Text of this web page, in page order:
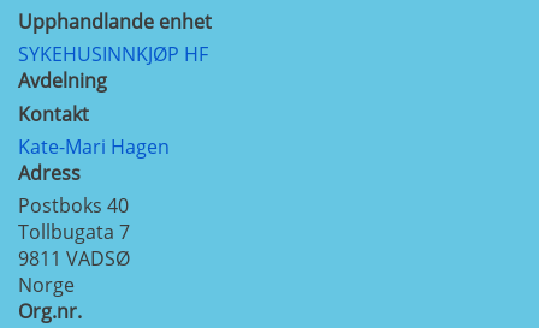
Upphandlande enhet
SYKEHUSINNKJØP HF
Avdelning
Kontakt
Kate-Mari Hagen
Adress
Postboks 40
Tollbugata 7
9811 VADSØ
Norge
Org.nr.